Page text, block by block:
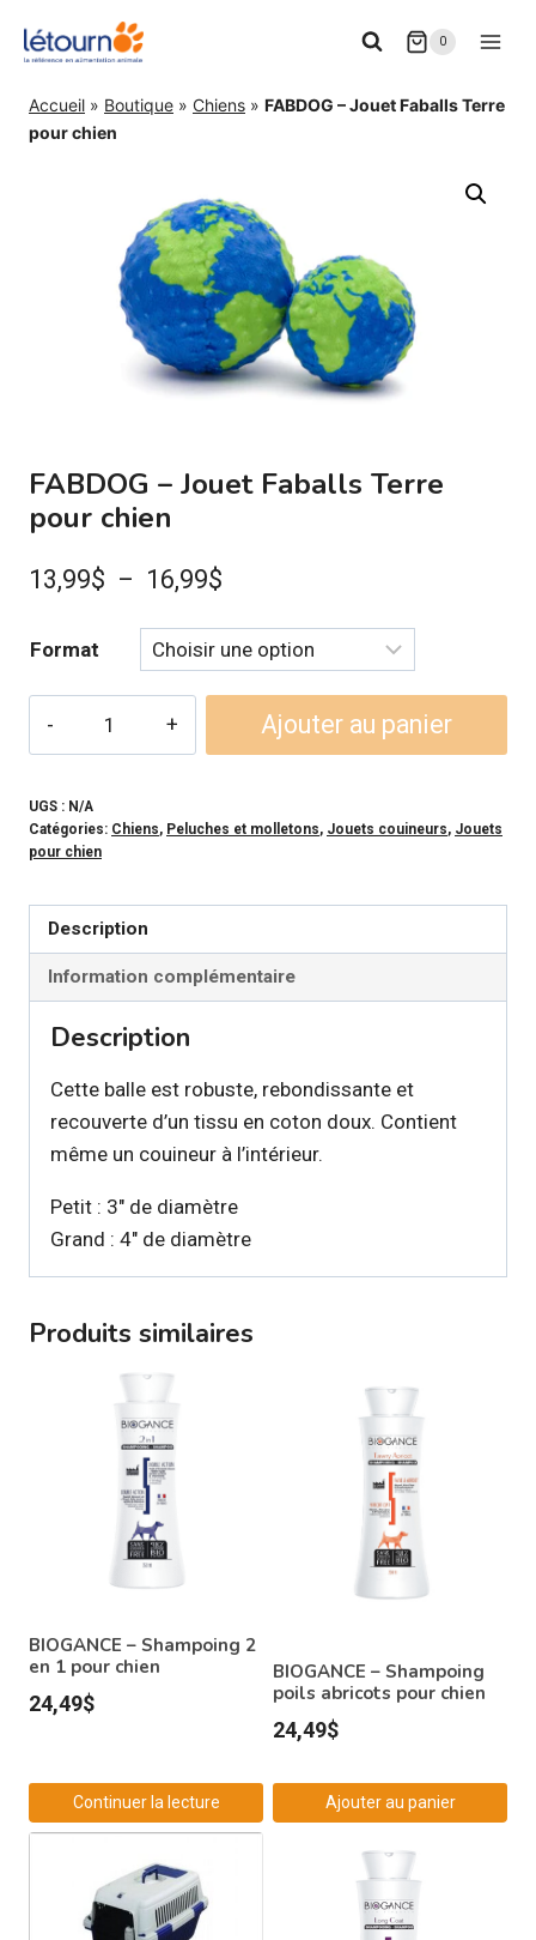
0
Accueil » Boutique » Chiens » FABDOG – Jouet Faballs Terre
pour chien
FABDOG – Jouet Faballs Terre
pour chien
13,99$ – 16,99$
prix :
13,99$
Format
–
Jouet
Terre
pour
chien
Ajouter au panier
UGS : N/A
Catégories: Chiens, Peluches et molletons, Jouets couineurs, Jouets
pour chien
Description
Information complémentaire
Description
Cette balle est robuste, rebondissante et
recouverte d’un tissu en coton doux. Contient
même un couineur à l’intérieur.
Petit : 3″ de diamètre
Grand : 4″ de diamètre
Produits similaires
BIOGANCE – Shampoing 2
en 1 pour chien
24,49$
Continuer la lecture
BIOGANCE – Shampoing
poils abricots pour chien
24,49$
Ajouter au panier